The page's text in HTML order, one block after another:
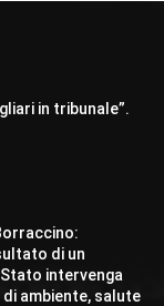
in tribunale”.
di un
intervenga
ambiente, salute